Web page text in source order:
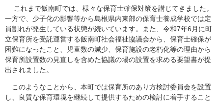
これまで飯南町では、様々な保育士確保対策を講じてきました。
一方で、少子化の影響等から島根県内東部の保育士養成学校では定
員割れが発生している状態が続いています。また、令和7年6月に町
立保育所を受託運営する飯南町社会福祉協議会から、保育士確保が
困難になったこと、児童数の減少、保育施設の老朽化等の理由から
保育所設置数の見直しを含めた協議の場の設置を求める要望書が提
出されました。
このようなことから、本町では保育所のあり方検討委員会を設置
し、良質な保育環境を継続して提供するための検討に着手すること